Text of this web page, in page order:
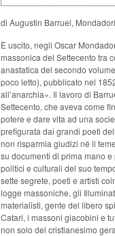
di Augustin Barruel,
È uscito, negli Oscar
massonica del Settecento tra
anastatica del secondo
poco letto), pubblicato nel
all’anarchia». Il lavoro di
Settecento, che aveva come
potere e dare vita ad una
prefigurata dai grandi poeti
non risparmia giudizi né li
su documenti di prima mano
politici e culturali del suo
sette segrete, poeti e artisti
logge massoniche, gli
materialisti, gente del libero
Catari, i massoni giacobini e
non solo del cristianesimo